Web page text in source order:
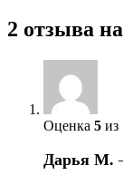
2 отзыва на
Оценка 5 из
Дарья М.